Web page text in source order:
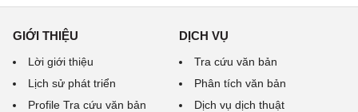
GIỚI THIỆU
Lời giới thiệu
Lịch sử phát triển
Profile Tra cứu văn bản
DỊCH VỤ
Tra cứu văn bản
Phân tích văn bản
Dịch vụ dịch thuật